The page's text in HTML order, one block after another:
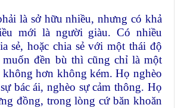
là sở hữu nhiều, nhưng có khả
mới là người giàu. Có nhiều
sẻ, hoặc chia sẻ với một thái độ
đền bù thì cũng chỉ là một
hơn không kém. Họ nghèo
bác ái, nghèo sự cảm thông. Họ
đồng, trong lòng cứ băn khoăn